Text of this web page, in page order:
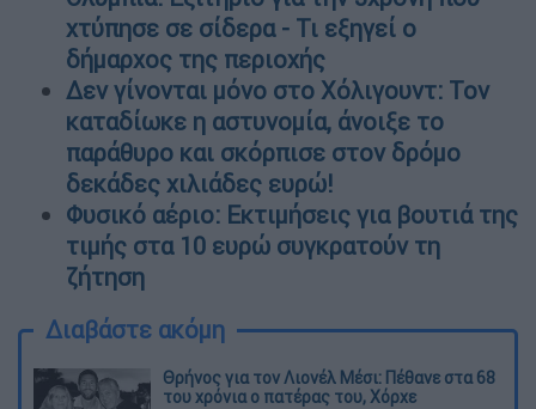
χτύπησε σε σίδερα - Τι εξηγεί ο
δήμαρχος της περιοχής
Δεν γίνονται μόνο στο Χόλιγουντ: Τον
καταδίωκε η αστυνομία, άνοιξε το
παράθυρο και σκόρπισε στον δρόμο
δεκάδες χιλιάδες ευρώ!
Φυσικό αέριο: Εκτιμήσεις για βουτιά της
τιμής στα 10 ευρώ συγκρατούν τη
ζήτηση
Διαβάστε ακόμη
Θρήνος για τον Λιονέλ Μέσι: Πέθανε στα 68
του χρόνια ο πατέρας του, Χόρχε